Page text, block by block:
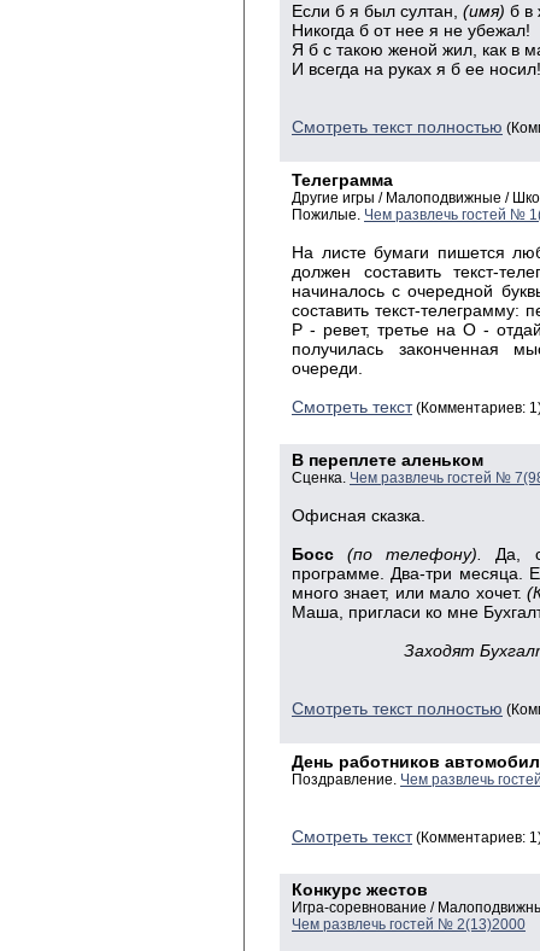
Если б я был султан, (имя) б в
Никогда б от нее я не убежал!
Я б с такою женой жил, как в
И всегда на руках я б ее носил!
Смотреть текст полностью
Телеграмма
Другие игры / Малоподвижные /
Пожилые. Чем развлечь гостей №
На листе бумаги пишется
должен составить текст-
начиналось с очередной
составить текст-телеграмму:
Р - ревет, третье на О -
получилась законченная
очереди.
Смотреть текст(Комментариев:
В переплете аленьком
Сценка. Чем развлечь гостей №
Офисная сказка.
Босс
(по телефону).
Да,
программе. Два-три месяца.
много знает, или мало хочет.
Маша, пригласи ко мне
Заходят
Смотреть текст полностью
День работников
Поздравление. Чем развлечь
Смотреть текст(Комментариев:
Конкурс жестов
Игра-соревнование /
Чем развлечь гостей № 2(13)2000